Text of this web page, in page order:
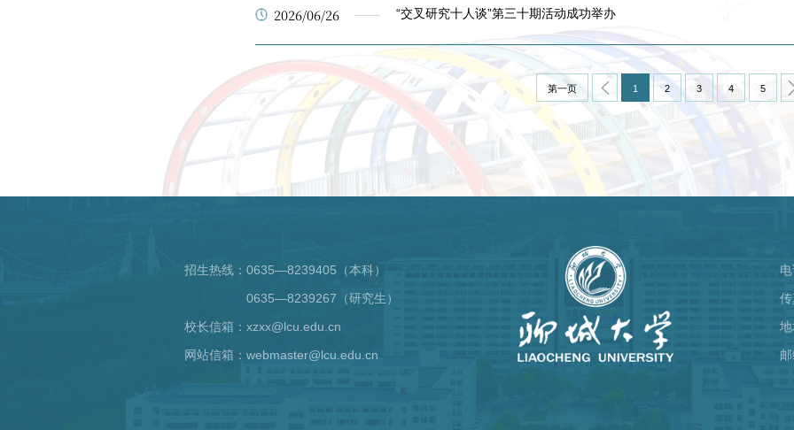
2026/06/26 “交叉研究十人谈”第三十期活动成功举办
第一页 1 2 3 4 5
招生热线： 0635—8239405（本科）
0635—8239267（研究生）
校长信箱：xzxx@lcu.edu.cn
网站信箱：webmaster@lcu.edu.cn